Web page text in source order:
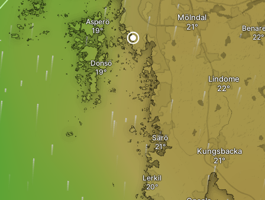
Asperö
Donsö
Lindome
Mölndal
Särö
Lerkil
Kungsbacka